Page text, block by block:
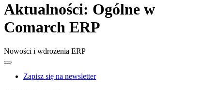
Aktualności: Ogólne w
Comarch ERP
Nowości i wdrożenia ERP
Zapisz się na newsletter